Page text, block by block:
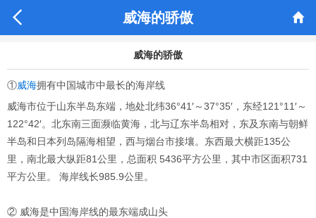
 威海的骄傲 
威海的骄傲
①威海拥有中国城市中最长的海岸线
威海市位于山东半岛东端，地处北纬36°41′～37°35′，东经121°11′～
122°42′。北东南三面濒临黄海，北与辽东半岛相对，东及东南与朝鲜
半岛和日本列岛隔海相望，西与烟台市接壤。东西最大横距135公
里，南北最大纵距81公里，总面积 5436平方公里，其中市区面积731
平方公里。 海岸线长985.9公里。
② 威海是中国海岸线的最东端成山头